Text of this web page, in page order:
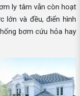
ly tâm vẫn còn hoạt
lớn và đều, điển hình
bơm cứu hỏa hay